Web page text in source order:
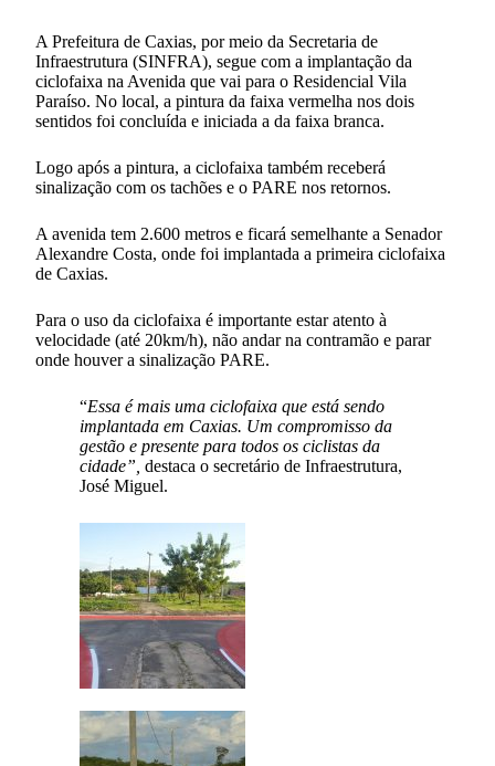
A Prefeitura de Caxias, por meio da Secretaria de
Infraestrutura (SINFRA), segue com a implantação da
ciclofaixa na Avenida que vai para o Residencial Vila
Paraíso. No local, a pintura da faixa vermelha nos dois
sentidos foi concluída e iniciada a da faixa branca.
Logo após a pintura, a ciclofaixa também receberá
sinalização com os tachões e o PARE nos retornos.
A avenida tem 2.600 metros e ficará semelhante a Senador
Alexandre Costa, onde foi implantada a primeira ciclofaixa
de Caxias.
Para o uso da ciclofaixa é importante estar atento à
velocidade (até 20km/h), não andar na contramão e parar
onde houver a sinalização PARE.
“Essa é mais uma ciclofaixa que está sendo
implantada em Caxias. Um compromisso da
gestão e presente para todos os ciclistas da
cidade”, destaca o secretário de Infraestrutura,
José Miguel.